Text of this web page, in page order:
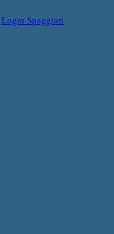
Login Spaggiari